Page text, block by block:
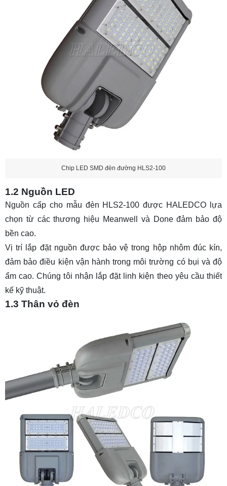
Chip LED SMD đèn đường HLS2-100
1.2 Nguồn LED
Nguồn cấp cho mẫu đèn HLS2-100 được HALEDCO lựa
chọn từ các thương hiệu Meanwell và Done đảm bảo độ
bền cao.
Vị trí lắp đặt nguồn được bảo vệ trong hộp nhôm đúc kín,
đảm bảo điều kiện vận hành trong môi trường có bụi và độ
ẩm cao. Chúng tôi nhận lắp đặt linh kiện theo yêu cầu thiết
kế kỹ thuật.
1.3 Thân vỏ đèn